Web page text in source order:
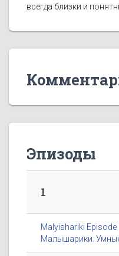
всегда близки и
Эпизоды
1
Malyishariki Episode
Малышарики.